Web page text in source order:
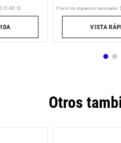
$ 57 437 19 Precio sin impuestos nacionales: $
VISTA
Otros